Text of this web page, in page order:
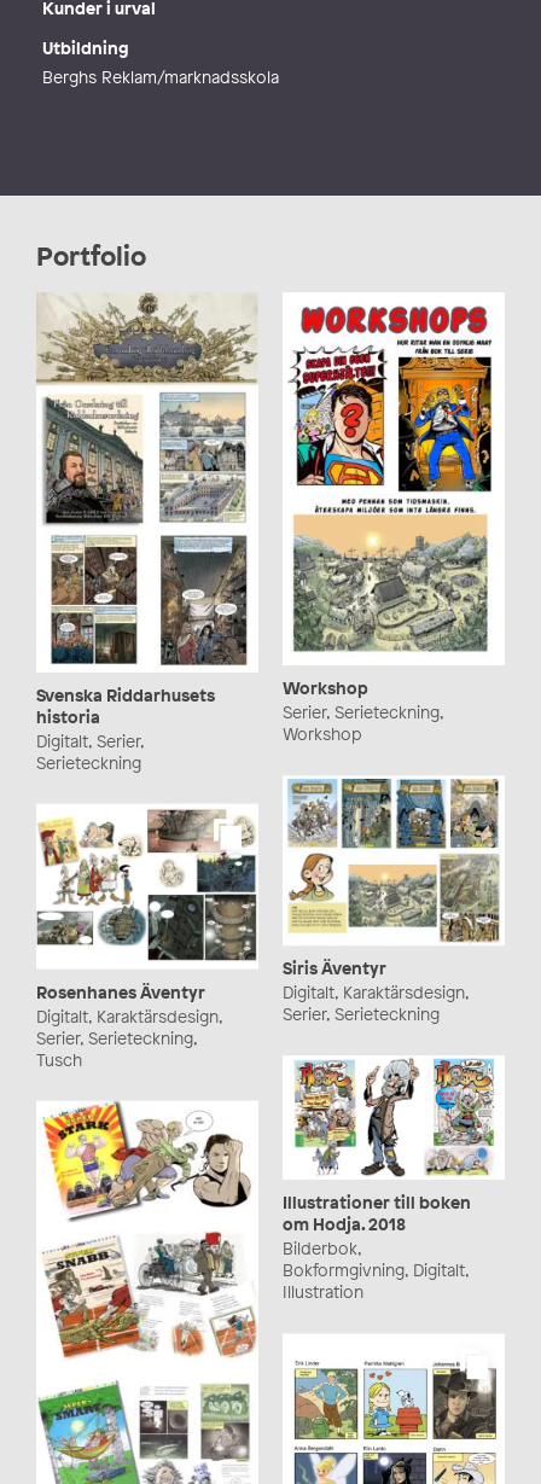
Kunder i urval
Utbildning
Berghs Reklam/marknadsskola
Portfolio
Svenska Riddarhusets
historia
Digitalt, Serier,
Serieteckning
Workshop
Serier, Serieteckning,
Workshop
Siris Äventyr
Digitalt, Karaktärsdesign,
Serier, Serieteckning
Rosenhanes Äventyr
Digitalt, Karaktärsdesign,
Serier, Serieteckning,
Tusch
Illustrationer till boken
om Hodja. 2018
Bilderbok,
Bokformgivning, Digitalt,
Illustration